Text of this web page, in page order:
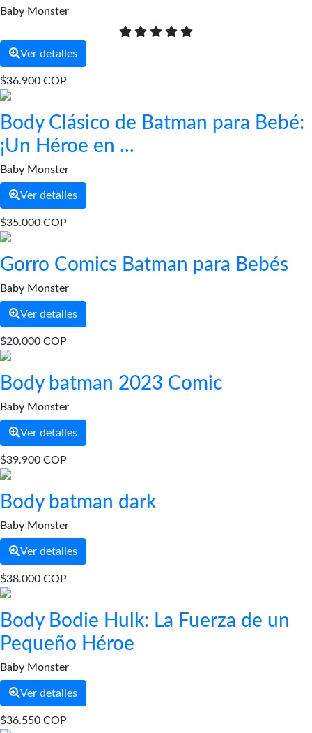
Baby Monster
Ver detalles
$36.900 COP
Body Clásico de Batman para Bebé:
¡Un Héroe en ...
Baby Monster
Ver detalles
$35.000 COP
Gorro Comics Batman para Bebés
Baby Monster
Ver detalles
$20.000 COP
Body batman 2023 Comic
Baby Monster
Ver detalles
$39.900 COP
Body batman dark
Baby Monster
Ver detalles
$38.000 COP
Body Bodie Hulk: La Fuerza de un
Pequeño Héroe
Baby Monster
Ver detalles
$36.550 COP